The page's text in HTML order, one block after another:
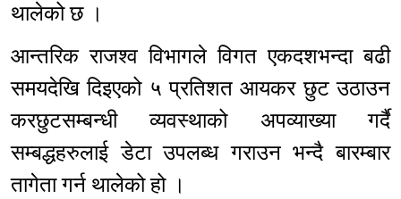
थालेको छ ।
आन्तरिक राजश्व विभागले विगत एकदशभन्दा बढी
समयदेखि दिइएको ५ प्रतिशत आयकर छुट उठाउन
करछुटसम्बन्धी व्यवस्थाको अपव्याख्या गर्दै
सम्बद्धहरुलाई डेटा उपलब्ध गराउन भन्दै बारम्बार
तागेता गर्न थालेको हो ।